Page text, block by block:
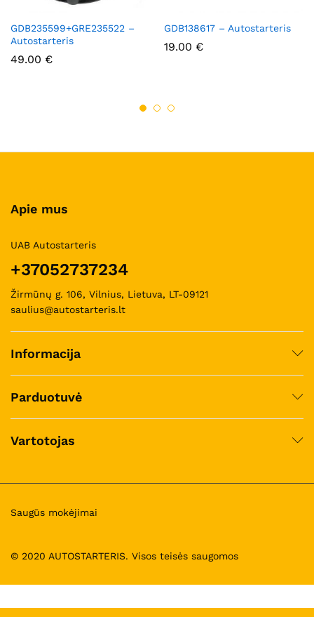
GDB235599+GRE235522 –
Autostarteris
49.00 €
GDB138617 – Autostarteris
19.00 €
Apie mus
UAB Autostarteris
+37052737234
Žirmūnų g. 106, Vilnius, Lietuva, LT-09121
saulius@autostarteris.lt
Informacija
Parduotuvė
Vartotojas
© 2020 AUTOSTARTERIS. Visos teisės saugomos
Saugūs mokėjimai